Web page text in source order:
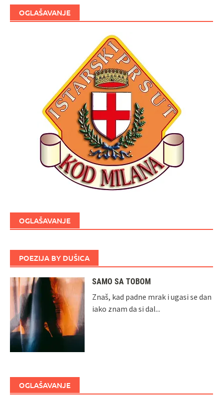
OGLAŠAVANJE
OGLAŠAVANJE
POEZIJA BY DUŠICA
SAMO SA TOBOM
Znaš, kad padne mrak i ugasi se dan
iako znam da si dal...
OGLAŠAVANJE